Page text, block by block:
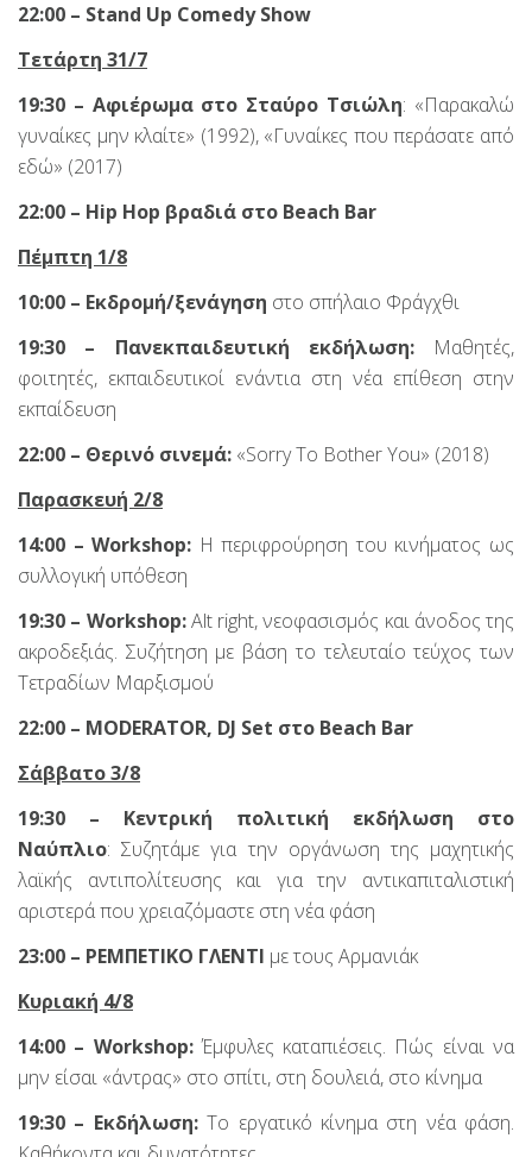
22:00 – Stand Up Comedy Show
Τετάρτη 31/7
19:30 – Αφιέρωμα στο Σταύρο Τσιώλη: «Παρακαλώ
γυναίκες μην κλαίτε» (1992), «Γυναίκες που περάσατε από
εδώ» (2017)
22:00 – Hip Hop βραδιά στο Beach Bar
Πέμπτη 1/8
10:00 – Εκδρομή/ξενάγηση στο σπήλαιο Φράγχθι
19:30 – Πανεκπαιδευτική εκδήλωση:Μαθητές,
φοιτητές, εκπαιδευτικοί ενάντια στη νέα επίθεση στην
εκπαίδευση
22:00 – Θερινό σινεμά: «Sorry To Bother You» (2018)
Παρασκευή 2/8
14:00 –Workshop: Η περιφρούρηση του κινήματος ως
συλλογική υπόθεση
19:30 – Workshop:Alt right, νεοφασισμός και άνοδος της
ακροδεξιάς. Συζήτηση με βάση το τελευταίο τεύχος των
Τετραδίων Μαρξισμού
22:00 – MODERATOR, DJ Set στο Beach Bar
Σάββατο 3/8
19:30 – Κεντρική πολιτική εκδήλωση στο
Ναύπλιο: Συζητάμε για την οργάνωση της μαχητικής
λαϊκής αντιπολίτευσης και για την αντικαπιταλιστική
αριστερά που χρειαζόμαστε στη νέα φάση
23:00 – ΡΕΜΠΕΤΙΚΟ ΓΛΕΝΤΙ με τους Αρμανιάκ
Κυριακή 4/8
14:00 – Workshop:Έμφυλες καταπιέσεις. Πώς είναι να
μην είσαι «άντρας» στο σπίτι, στη δουλειά, στο κίνημα
19:30 – Εκδήλωση:Το εργατικό κίνημα στη νέα φάση.